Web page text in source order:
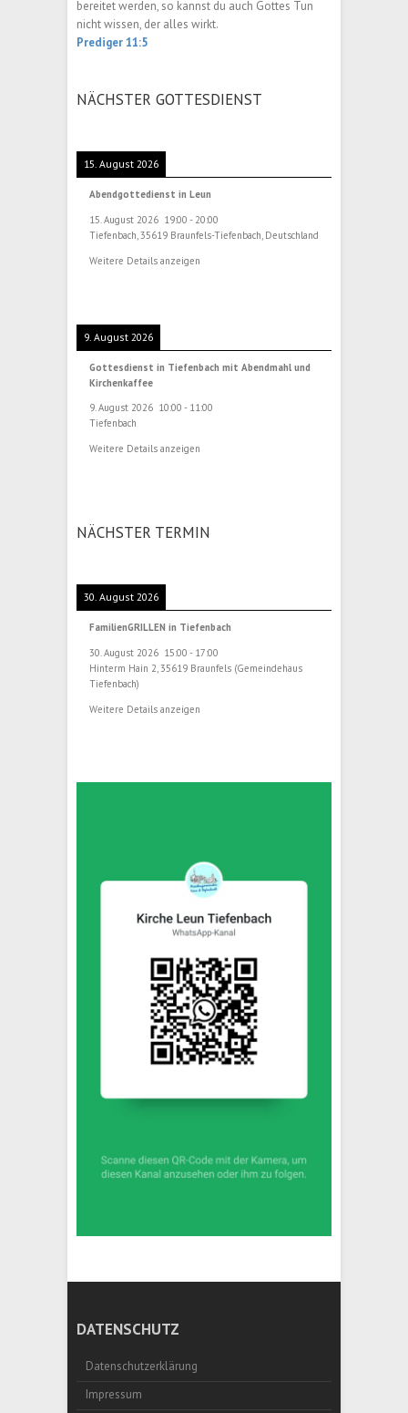
bereitet werden, so kannst du auch Gottes Tun
nicht wissen, der alles wirkt.
Prediger 11:5
NÄCHSTER GOTTESDIENST
15. August 2026
Abendgottedienst in Leun
15. August 2026 19:00 - 20:00
Tiefenbach, 35619 Braunfels-Tiefenbach, Deutschland
Weitere Details anzeigen
9. August 2026
Gottesdienst in Tiefenbach mit Abendmahl und
Kirchenkaffee
9. August 2026 10:00 - 11:00
Tiefenbach
Weitere Details anzeigen
NÄCHSTER TERMIN
30. August 2026
FamilienGRILLEN in Tiefenbach
30. August 2026 15:00 - 17:00
Hinterm Hain 2, 35619 Braunfels (Gemeindehaus
Tiefenbach)
Weitere Details anzeigen
DATENSCHUTZ
Datenschutzerklärung
Impressum